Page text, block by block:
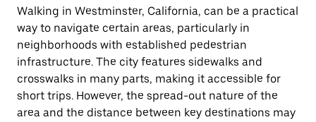
Walking in Westminster, California, can be a practical
way to navigate certain areas, particularly in
neighborhoods with established pedestrian
infrastructure. The city features sidewalks and
crosswalks in many parts, making it accessible for
short trips. However, the spread-out nature of the
area and the distance between key destinations may